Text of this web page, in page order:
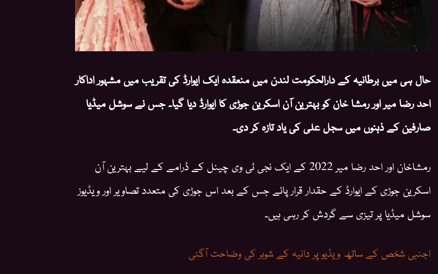
حال ہی میں برطانیہ کے دارالحکومت لندن میں منعقدہ ایک ایوارڈ کی تقریب میں مشہور اداکار
احد رضا میر اور رمشا خان کو بہترین آن اسکرین جوڑی کا ایوارڈ دیا گیا۔ جس نے سوشل میڈیا
صارفین کے ذہنوں میں سجل علی کی یاد تازہ کر دی۔
رمشاخان اور احد رضا میر 2022 کے ایک نجی ٹی وی چینل کے ڈرامے کے لیے بہترین آن
اسکرین جوڑی کے ایوارڈ کے حقدار قرار پائے جس کے بعد اس جوڑی کی متعدد تصاویر اور ویڈیوز
سوشل میڈیا پر تیزی سے گردش کر رہی ہیں۔
اجنبی شخص کے ساتھ ویڈیو پر دانیہ کے شوہر کی وضاحت آگئی